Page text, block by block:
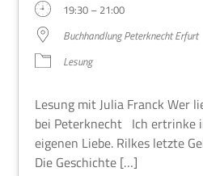
19:30 – 21:00
Buch­hand­lung Peter­knecht Erfurt
Lesung
Lesung mit Julia Franck Wer
bei Peter­knecht Ich ertrinke
eige­nen Liebe. Ril­kes letzte
Die Geschichte […]